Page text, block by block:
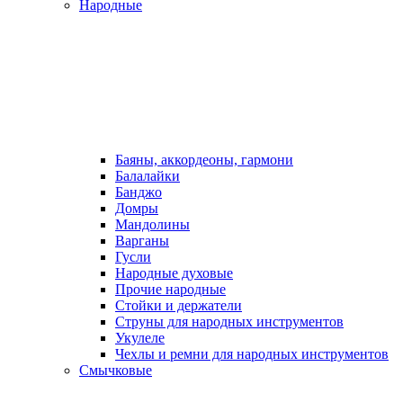
Народные
Баяны, аккордеоны, гармони
Балалайки
Банджо
Домры
Мандолины
Варганы
Гусли
Народные духовые
Прочие народные
Стойки и держатели
Струны для народных инструментов
Укулеле
Чехлы и ремни для народных инструментов
Смычковые